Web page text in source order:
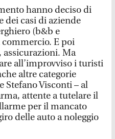
hanno deciso di
dei casi di aziende
(b&b e
E poi
assicurazioni. Ma
all’improvviso i turisti
altre categorie
Stefano Visconti – al
attente a tutelare il
per il mancato
delle auto a noleggio